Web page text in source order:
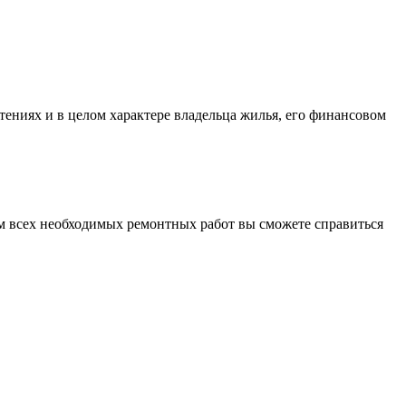
и в целом характере владельца жилья, его финансовом
необходимых ремонтных работ вы сможете справиться